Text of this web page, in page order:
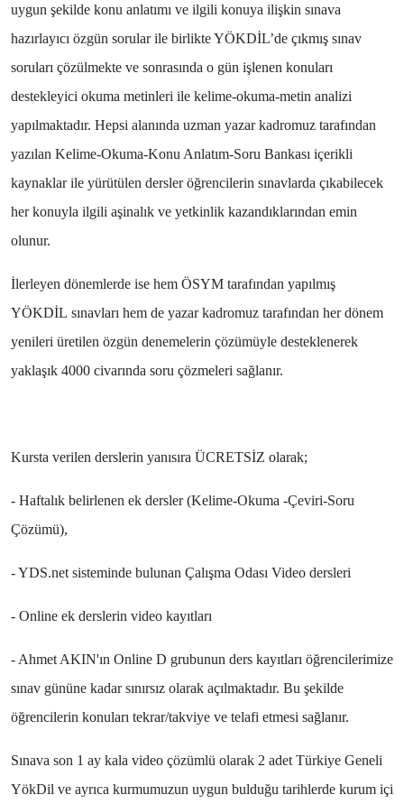
uygun şekilde konu anlatımı ve ilgili konuya ilişkin sınava
hazırlayıcı özgün sorular ile birlikte YÖKDİL’de çıkmış sınav
soruları çözülmekte ve sonrasında o gün işlenen konuları
destekleyici okuma metinleri ile kelime-okuma-metin analizi
yapılmaktadır. Hepsi alanında uzman yazar kadromuz tarafından
yazılan Kelime-Okuma-Konu Anlatım-Soru Bankası içerikli
kaynaklar ile yürütülen dersler öğrencilerin sınavlarda çıkabilecek
her konuyla ilgili aşinalık ve yetkinlik kazandıklarından emin
olunur.
İlerleyen dönemlerde ise hem ÖSYM tarafından yapılmış
YÖKDİL sınavları hem de yazar kadromuz tarafından her dönem
yenileri üretilen özgün denemelerin çözümüyle desteklenerek
yaklaşık 4000 civarında soru çözmeleri sağlanır.
Kursta verilen derslerin yanısıra ÜCRETSİZ olarak;
- Haftalık belirlenen ek dersler (Kelime-Okuma -Çeviri-Soru
Çözümü),
- YDS.net sisteminde bulunan Çalışma Odası Video dersleri
- Online ek derslerin video kayıtları
- Ahmet AKIN'ın Online D grubunun ders kayıtları öğrencilerimize
sınav gününe kadar sınırsız olarak açılmaktadır. Bu şekilde
öğrencilerin konuları tekrar/takviye ve telafi etmesi sağlanır.
Sınava son 1 ay kala video çözümlü olarak 2 adet Türkiye Geneli
YökDil ve ayrıca kurmumuzun uygun bulduğu tarihlerde kurum içi